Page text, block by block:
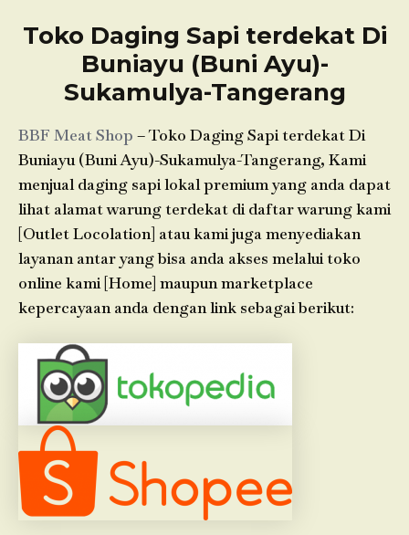
Toko Daging Sapi terdekat Di
Buniayu (Buni Ayu)-
Sukamulya-Tangerang
BBF Meat Shop – Toko Daging Sapi terdekat Di
Buniayu (Buni Ayu)-Sukamulya-Tangerang, Kami
menjual daging sapi lokal premium yang anda dapat
lihat alamat warung terdekat di daftar warung kami
[Outlet Locolation] atau kami juga menyediakan
layanan antar yang bisa anda akses melalui toko
online kami [Home] maupun marketplace
kepercayaan anda dengan link sebagai berikut: